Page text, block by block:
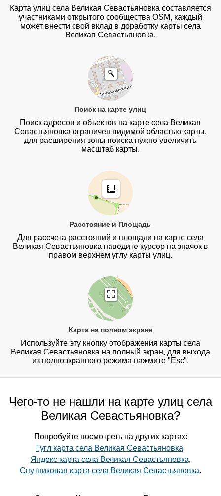
Карта улиц села Великая Севастьяновка составляется
участниками открытого сообщества OSM, каждый
может внести свой вклад в доработку карты села
Великая Севастьяновка.
Поиск на карте улиц
Поиск адресов и объектов на карте села Великая
Севастьяновка ограничен видимой областью карты,
для расширения зоны поиска нужно увеличить
масштаб карты.
Расстояние и Площадь
Для рассчета расстояний и площади на карте села
Великая Севастьяновка наведите курсор на значок в
правом верхнем углу карты улиц.
Карта на полном экране
Используйте эту кнопку отображения карты села
Великая Севастьяновка на полный экран, для выхода
из полноэкранного режима нажмите "Esc".
Чего-то не нашли на карте улиц села
Великая Севастьяновка?
Попробуйте посмотреть на других картах:
Гугл карта села Великая Севастьяновка,
Яндекс карта села Великая Севастьяновка,
Спутниковая карта села Великая Севастьяновка.